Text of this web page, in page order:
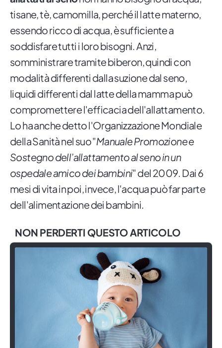
tisane, tè, camomilla, perché il latte materno,
essendo ricco di acqua, è sufficiente a
soddisfare tutti i loro bisogni. Anzi,
somministrare tramite biberon, quindi con
modalità differenti dalla suzione dal seno,
liquidi differenti dal latte della mamma può
compromettere l'efficacia dell'allattamento.
Lo ha anche detto l'Organizzazione Mondiale
della Sanità nel suo "Manuale Promozione e
Sostegno dell’allattamento al seno in un
ospedale amico dei bambini" del 2009. Dai 6
mesi di vita in poi, invece, l'acqua può far parte
dell'alimentazione dei bambini.
NON PERDERTI QUESTO ARTICOLO